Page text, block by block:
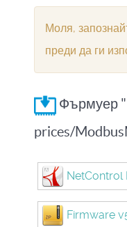
Моля,
преди да ги
Фърмуер
prices/
NetControl
Firmware